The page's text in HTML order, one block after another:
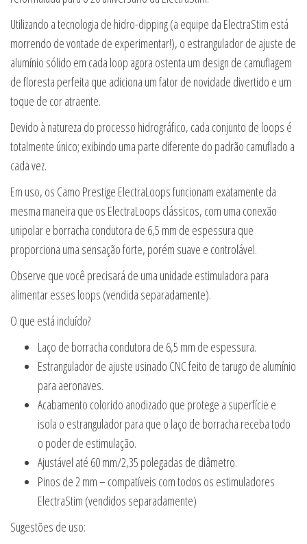
Utilizando a tecnologia de hidro-dipping (a equipe da ElectraStim está
morrendo de vontade de experimentar!), o estrangulador de ajuste de
alumínio sólido em cada loop agora ostenta um design de camuflagem
de floresta perfeita que adiciona um fator de novidade divertido e um
toque de cor atraente.
Devido à natureza do processo hidrográfico, cada conjunto de loops é
totalmente único; exibindo uma parte diferente do padrão camuflado a
cada vez.
Em uso, os Camo Prestige ElectraLoops funcionam exatamente da
mesma maneira que os ElectraLoops clássicos, com uma conexão
unipolar e borracha condutora de 6,5 mm de espessura que
proporciona uma sensação forte, porém suave e controlável.
Observe que você precisará de uma unidade estimuladora para
alimentar esses loops (vendida separadamente).
O que está incluído?
Laço de borracha condutora de 6,5 mm de espessura.
Estrangulador de ajuste usinado CNC feito de tarugo de alumínio
para aeronaves.
Acabamento colorido anodizado que protege a superfície e
isola o estrangulador para que o laço de borracha receba todo
o poder de estimulação.
Ajustável até 60 mm/2,35 polegadas de diâmetro.
Pinos de 2 mm – compatíveis com todos os estimuladores
ElectraStim (vendidos separadamente)
Sugestões de uso: